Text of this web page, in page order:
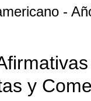
-
y